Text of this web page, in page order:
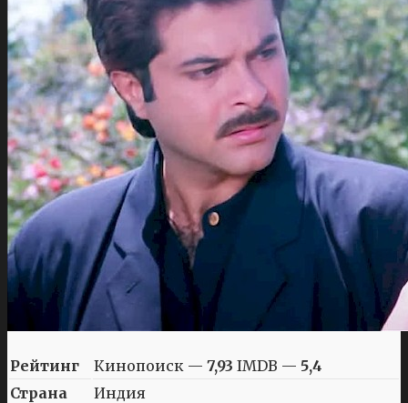
Рейтинг Кинопоиск — 7,93 IMDB — 5,4
Страна
Индия